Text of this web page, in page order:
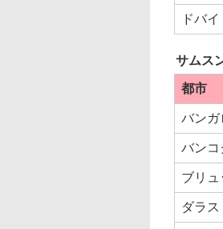
ドバイ
サムス
都市
バンガ
バンコ
ブリ
ダラス